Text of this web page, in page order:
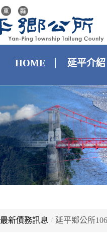
HOME 延平介紹
最新債務訊息 / 延平鄉公所